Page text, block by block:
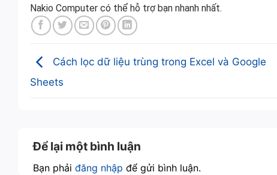
Nakio Computer có thể hỗ trợ bạn nhanh nhất.
Cách lọc dữ liệu trùng trong Excel và Google
Sheets
Để lại một bình luận
Bạn phải đăng nhập để gửi bình luận.